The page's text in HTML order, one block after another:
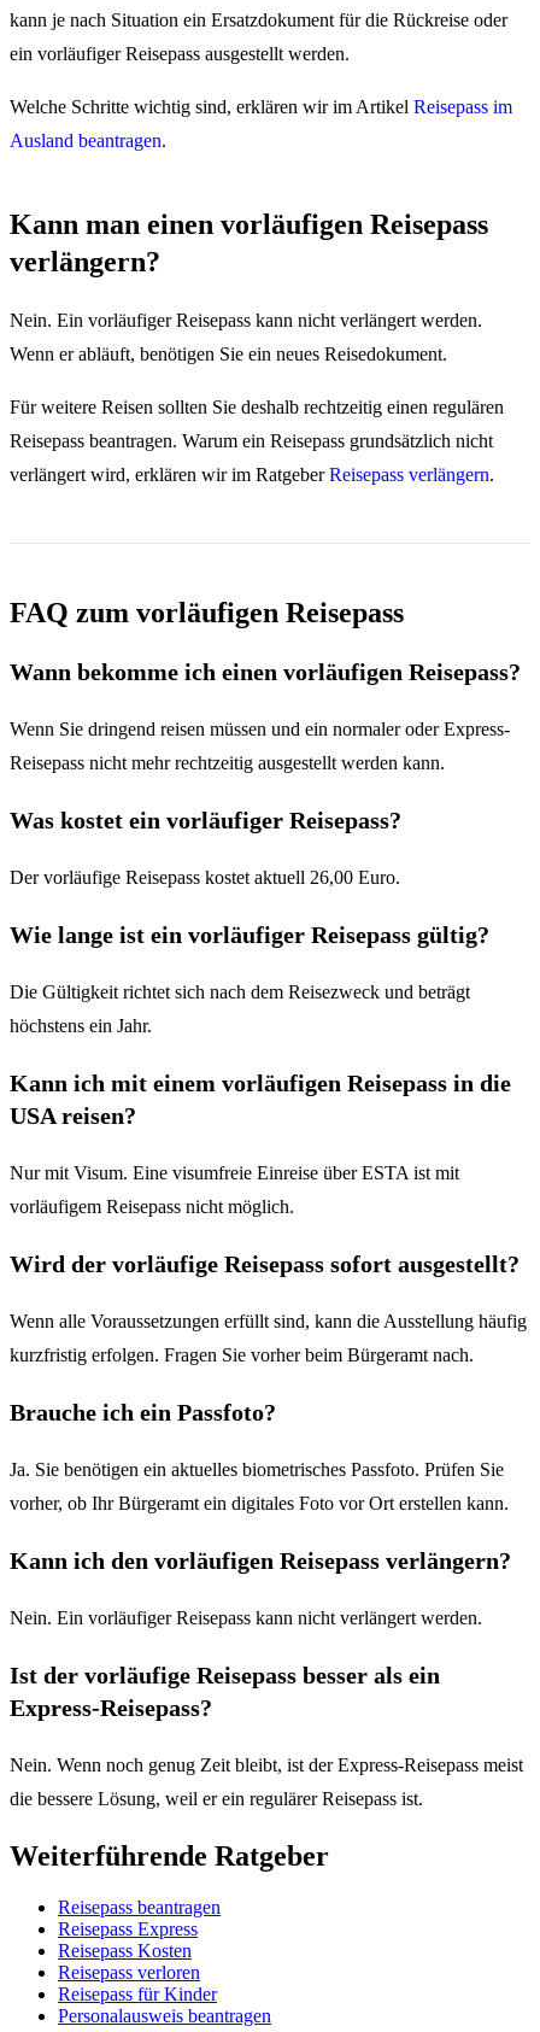
kann je nach Situation ein Ersatzdokument für die Rückreise oder
ein vorläufiger Reisepass ausgestellt werden.
Welche Schritte wichtig sind, erklären wir im Artikel Reisepass im
Ausland beantragen.
Kann man einen vorläufigen Reisepass
verlängern?
Nein. Ein vorläufiger Reisepass kann nicht verlängert werden.
Wenn er abläuft, benötigen Sie ein neues Reisedokument.
Für weitere Reisen sollten Sie deshalb rechtzeitig einen regulären
Reisepass beantragen. Warum ein Reisepass grundsätzlich nicht
verlängert wird, erklären wir im RatgeberReisepass verlängern.
FAQ zum vorläufigen Reisepass
Wann bekomme ich einen vorläufigen Reisepass?
Wenn Sie dringend reisen müssen und ein normaler oder Express-
Reisepass nicht mehr rechtzeitig ausgestellt werden kann.
Was kostet ein vorläufiger Reisepass?
Der vorläufige Reisepass kostet aktuell 26,00 Euro.
Wie lange ist ein vorläufiger Reisepass gültig?
Die Gültigkeit richtet sich nach dem Reisezweck und beträgt
höchstens ein Jahr.
Kann ich mit einem vorläufigen Reisepass in die
USA reisen?
Nur mit Visum. Eine visumfreie Einreise über ESTA ist mit
vorläufigem Reisepass nicht möglich.
Wird der vorläufige Reisepass sofort ausgestellt?
Wenn alle Voraussetzungen erfüllt sind, kann die Ausstellung häufig
kurzfristig erfolgen. Fragen Sie vorher beim Bürgeramt nach.
Brauche ich ein Passfoto?
Ja. Sie benötigen ein aktuelles biometrisches Passfoto. Prüfen Sie
vorher, ob Ihr Bürgeramt ein digitales Foto vor Ort erstellen kann.
Kann ich den vorläufigen Reisepass verlängern?
Nein. Ein vorläufiger Reisepass kann nicht verlängert werden.
Ist der vorläufige Reisepass besser als ein
Express-Reisepass?
Nein. Wenn noch genug Zeit bleibt, ist der Express-Reisepass meist
die bessere Lösung, weil er ein regulärer Reisepass ist.
Weiterführende Ratgeber
Reisepass beantragen
Reisepass Express
Reisepass Kosten
Reisepass verloren
Reisepass für Kinder
Personalausweis beantragen